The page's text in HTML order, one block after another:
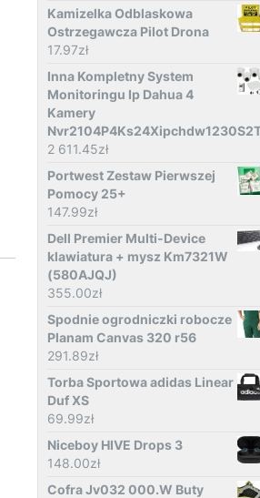
Kamizelka Odblaskowa
Ostrzegawcza Pilot Drona
17.97zł
Inna Kompletny System
Monitoringu Ip Dahua 4
Kamery
2 611.45zł
Portwest Zestaw Pierwszej
Pomocy 25+
147.99zł
Dell Premier Multi-Device
klawiatura + mysz Km7321W
(580AJQJ)
355.00zł
Spodnie ogrodniczki robocze
Planam Canvas 320 r56
291.89zł
Torba Sportowa adidas Linear
Duf XS
69.99zł
Niceboy HIVE Drops 3
148.00zł
Cofra Jv032 000.W Buty